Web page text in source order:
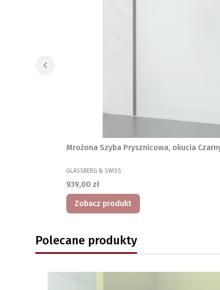
Mrożona Szyba Prysznicowa, okucia
PRODUCENT
GLASSBERG & SWISS
Cena
939,00 zł
Zobacz produkt
Polecane produkty